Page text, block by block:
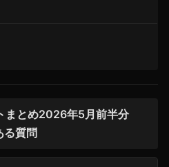
まとめ2026年5月前半分
る質問